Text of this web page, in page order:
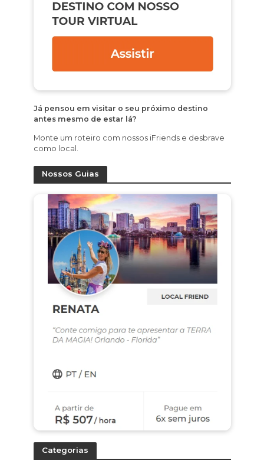
Já pensou em visitar o seu próximo destino
antes mesmo de estar lá?
Monte um roteiro com nossos iFriends e desbrave
como local.
Nossos Guias
Categorias